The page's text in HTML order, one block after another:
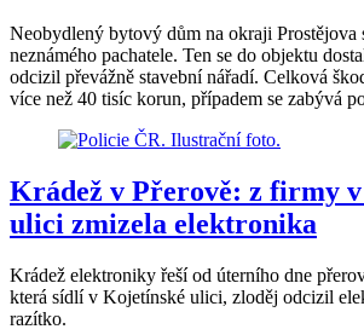
Neobydlený bytový dům na okraji Prostějova
neznámého pachatele. Ten se do objektu
odcizil převážně stavební nářadí. Celková
více než 40 tisíc korun, případem se zabývá
Krádež v Přerově: z firmy
ulici zmizela elektronika
Krádež elektroniky řeší od úterního dne
která sídlí v Kojetínské ulici, zloděj odcizil
razítko.